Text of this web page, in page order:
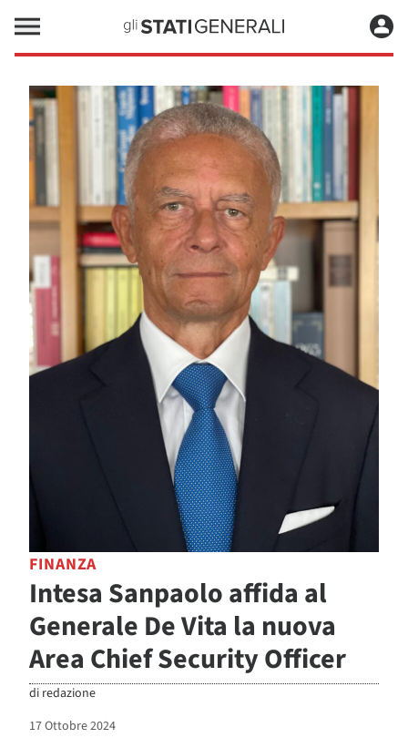
FINANZA
Intesa Sanpaolo affida al
Generale De Vita la nuova
Area Chief Security Officer
di redazione
17 Ottobre 2024